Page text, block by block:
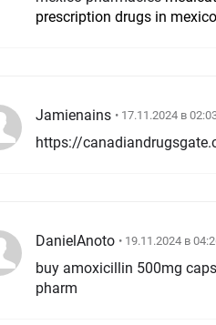
prescription drugs in mexico
Jamienains • 17.11.2024 в
https://
DanielAnoto • 19.11.2024 в
buy amoxicillin 500mg
pharm